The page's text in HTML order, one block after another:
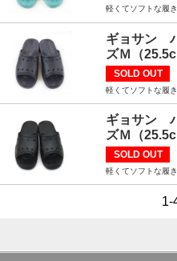
軽くてソフトな履
ギョサン
ズＭ（
SOLD OUT
軽くてソフトな履
ギョサン
ズＭ（
SOLD OUT
軽くてソフトな履
1-